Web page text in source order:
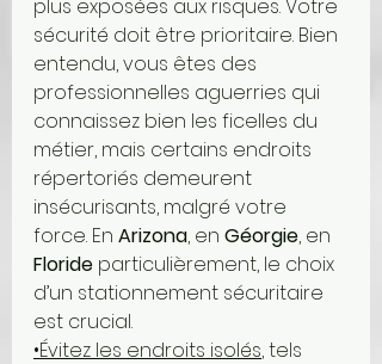
plus exposées aux risques. Votre
sécurité doit être prioritaire. Bien
entendu, vous êtes des
professionnelles aguerries qui
connaissez bien les ficelles du
métier, mais certains endroits
répertoriés demeurent
insécurisants, malgré votre
force. En Arizona, en Géorgie, en
Floride particulièrement, le choix
d’un stationnement sécuritaire
est crucial.
•Évitez les endroits isolés, tels